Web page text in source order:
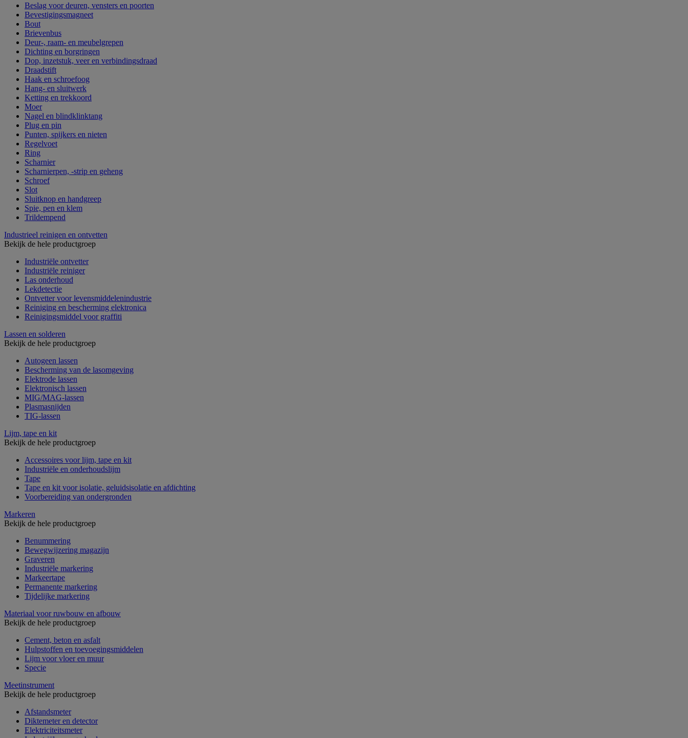
Beslag voor deuren, vensters en poorten
Bevestigingsmagneet
Bout
Brievenbus
Deur-, raam- en meubelgrepen
Dichting en borgringen
Dop, inzetstuk, veer en verbindingsdraad
Draadstift
Haak en schroefoog
Hang- en sluitwerk
Ketting en trekkoord
Moer
Nagel en blindklinktang
Plug en pin
Punten, spijkers en nieten
Regelvoet
Ring
Scharnier
Scharnierpen, -strip en geheng
Schroef
Slot
Sluitknop en handgreep
Spie, pen en klem
Trildempend
Industrieel reinigen en ontvetten
Bekijk de hele productgroep
Industriële ontvetter
Industriële reiniger
Las onderhoud
Lekdetectie
Ontvetter voor levensmiddelenindustrie
Reiniging en bescherming elektronica
Reinigingsmiddel voor graffiti
Lassen en solderen
Bekijk de hele productgroep
Autogeen lassen
Bescherming van de lasomgeving
Elektrode lassen
Elektronisch lassen
MIG/MAG-lassen
Plasmasnijden
TIG-lassen
Lijm, tape en kit
Bekijk de hele productgroep
Accessoires voor lijm, tape en kit
Industriële en onderhoudslijm
Tape
Tape en kit voor isolatie, geluidsisolatie en afdichting
Voorbereiding van ondergronden
Markeren
Bekijk de hele productgroep
Benummering
Bewegwijzering magazijn
Graveren
Industriële markering
Markeertape
Permanente markering
Tijdelijke markering
Materiaal voor ruwbouw en afbouw
Bekijk de hele productgroep
Cement, beton en asfalt
Hulpstoffen en toevoegingsmiddelen
Lijm voor vloer en muur
Specie
Meetinstrument
Bekijk de hele productgroep
Afstandsmeter
Diktemeter en detector
Elektriciteitsmeter